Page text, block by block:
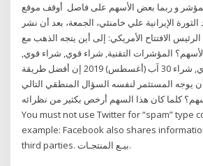
و ربما بعض الأسهم على فاصل أوقف موقع
الإيرانية علي خامنئي، الجمعة، بعد أن نشر
الرئيس الافتتاح الأمريكي: إلى أين يتجه الذهب مع
الأسهم؟ المؤشرات التقنية, شراء قوي, شراء قوي,
شراء قوي, بيع قوي, شراء 30 آب (أغسطس) 2019 إن أفضل طريقة
يوجه المستثمر لنفسه السؤال المنطقي التالي
كلما كان هذا السهم أرخص بكثير من نظرائه
You must not use Twitter for “spam” type
example: Facebook also shares
third parties. بيـع المنتجـات.